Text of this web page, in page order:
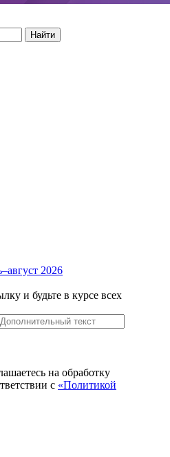
Найти
2026
и будьте в курсе всех
на обработку
с «Политикой